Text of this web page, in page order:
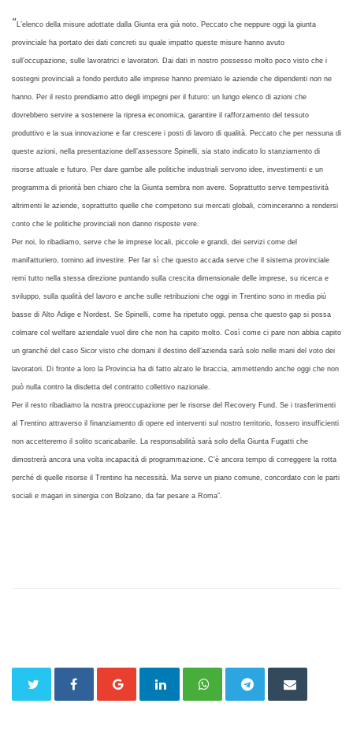
“ L’elenco della misure adottate dalla Giunta era già noto. Peccato che neppure oggi la giunta
provinciale ha portato dei dati concreti su quale impatto queste misure hanno avuto
sull’occupazione, sulle lavoratrici e lavoratori. Dai dati in nostro possesso molto poco visto che i
sostegni provinciali a fondo perduto alle imprese hanno premiato le aziende che dipendenti non ne
hanno. Per il resto prendiamo atto degli impegni per il futuro: un lungo elenco di azioni che
dovrebbero servire a sostenere la ripresa economica, garantire il rafforzamento del tessuto
produttivo e la sua innovazione e far crescere i posti di lavoro di qualità. Peccato che per nessuna di
queste azioni, nella presentazione dell’assessore Spinelli, sia stato indicato lo stanziamento di
risorse attuale e futuro. Per dare gambe alle politiche industriali servono idee, investimenti e un
programma di priorità ben chiaro che la Giunta sembra non avere. Soprattutto serve tempestività
altrimenti le aziende, soprattutto quelle che competono sui mercati globali, cominceranno a rendersi
conto che le politiche provinciali non danno risposte vere.
Per noi, lo ribadiamo, serve che le imprese locali, piccole e grandi, dei servizi come del
manifatturiero, tornino ad investire. Per far sì che questo accada serve che il sistema provinciale
remi tutto nella stessa direzione puntando sulla crescita dimensionale delle imprese, su ricerca e
sviluppo, sulla qualità del lavoro e anche sulle retribuzioni che oggi in Trentino sono in media più
basse di Alto Adige e Nordest. Se Spinelli, come ha ripetuto oggi, pensa che questo gap si possa
colmare col welfare aziendale vuol dire che non ha capito molto. Così come ci pare non abbia capito
un granché del caso Sicor visto che domani il destino dell’azienda sarà solo nelle mani del voto dei
lavoratori. Di fronte a loro la Provincia ha di fatto alzato le braccia, ammettendo anche oggi che non
può nulla contro la disdetta del contratto collettivo nazionale.
Per il resto ribadiamo la nostra preoccupazione per le risorse del Recovery Fund. Se i trasferimenti
al Trentino attraverso il finanziamento di opere ed interventi sul nostro territorio, fossero insufficienti
non accetteremo il solito scaricabarile. La responsabilità sarà solo della Giunta Fugatti che
dimostrerà ancora una volta incapacità di programmazione. C’è ancora tempo di correggere la rotta
perché di quelle risorse il Trentino ha necessità. Ma serve un piano comune, concordato con le parti
sociali e magari in sinergia con Bolzano, da far pesare a Roma”.